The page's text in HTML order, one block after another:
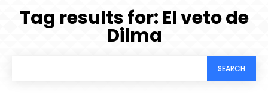
Tag results for: El veto de
Dilma
SEARCH